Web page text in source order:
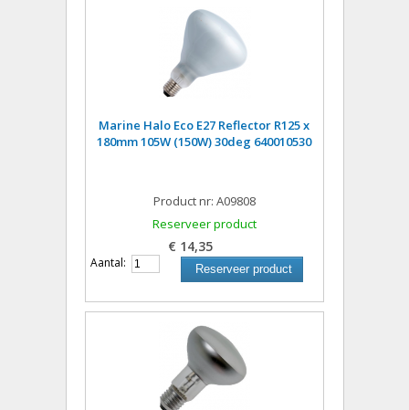
Marine Halo Eco E27 Reflector R125 x
180mm 105W (150W) 30deg 640010530
Product nr: A09808
Reserveer product
€ 14,35
Aantal: Reserveer product